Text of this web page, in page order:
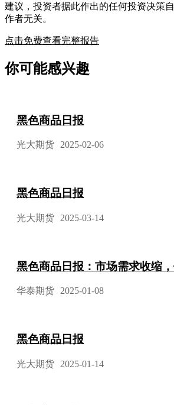
建议，投资者据此作出的任何投资决策
作者无关。
点击免费查看完整报告
你可能感兴趣
黑色商品日报
光大期货 2025-02-06
黑色商品日报
光大期货 2025-03-14
黑色商品日报：市场需求收缩
华泰期货 2025-01-08
黑色商品日报
光大期货 2025-01-14